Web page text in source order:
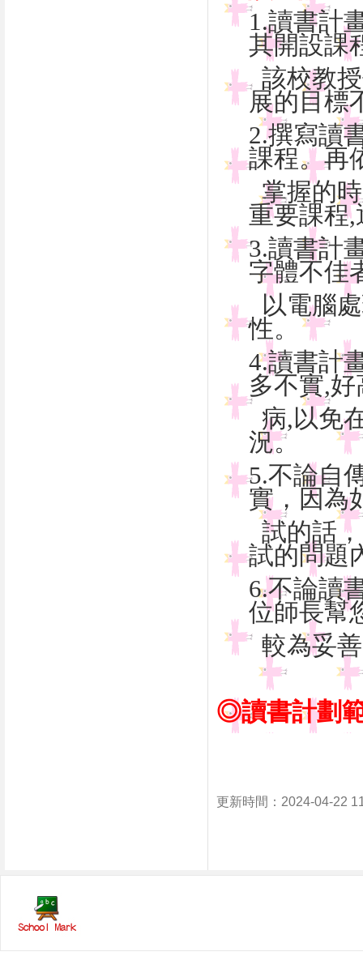
1.讀書計
其開設
該校教
展的目
2.撰寫讀
課程。
掌握的
重要課
3.讀書計
字體不
以電腦
性。
4.讀書計
多不實,
病,以免
況。
5.不論自
實，因
試的話
試的問
6.不論讀
位師長
較為
◎讀書計劃
更新時間：2024-04-22